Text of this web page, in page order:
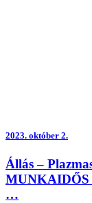
2023. október 2.
Állás –
MUNKAIDŐS
…